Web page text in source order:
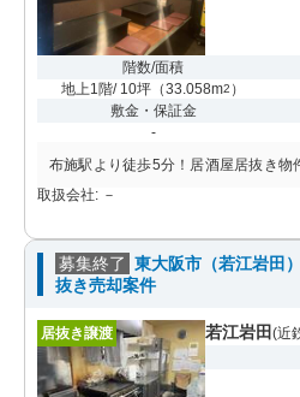
階数/面積
地上1階/ 10坪 （33.058m2 ）
敷金・保証金
-
布施駅より徒歩5分！居酒屋居抜き物
取扱会社: －
募集終了 東大阪市（若江岩田
抜き売却案件
居抜き譲渡 若江岩田 (近